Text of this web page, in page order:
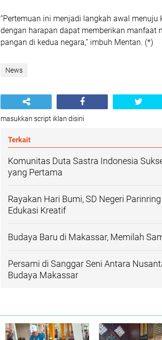
“Pertemuan ini menjadi langkah awal menuju
dengan harapan dapat memberikan manfaat
pangan di kedua negara,” imbuh Mentan. (*)
News
masukkan script iklan disini
Terkait
Komunitas Duta Sastra Indonesia
yang Pertama
Rayakan Hari Bumi, SD Negeri
Edukasi Kreatif
Budaya Baru di Makassar, Memilah
Persami di Sanggar Seni Antara
Budaya Makassar